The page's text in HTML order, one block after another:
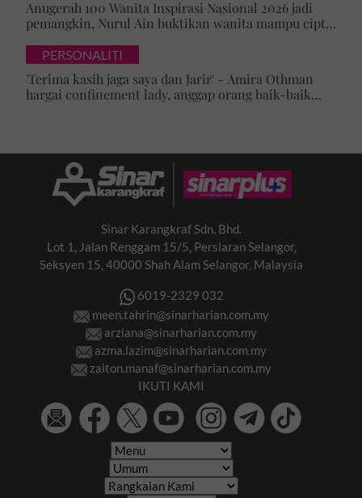
Anugerah 100 Wanita Inspirasi Nasional 2026 jadi
pemangkin, Nurul Ain buktikan wanita mampu cipta
PERSONALITI
'Terima kasih jaga saya dan Jarir' - Amira Othman
hargai confinement lady, anggap orang baik-baik
Sinar Karangkraf Sdn. Bhd.
Lot 1, Jalan Renggam 15/5, Persiaran Selangor,
Seksyen 15, 40000 Shah Alam Selangor, Malaysia
6019-2329 032
meen.tahrin@sinarharian.com.my
arziana@sinarharian.com.my
azma.lazim@sinarharian.com.my
zaiton.manaf@sinarharian.com.my
IKUTI KAMI